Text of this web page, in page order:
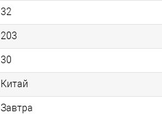
32
203
30
Китай
Завтра